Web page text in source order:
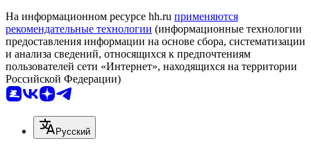
На информационном ресурсе hh.ru применяются
рекомендательные технологии (информационные технологии
предоставления информации на основе сбора, систематизации
и анализа сведений, относящихся к предпочтениям
пользователей сети «Интернет», находящихся на территории
Российской Федерации)
Русский